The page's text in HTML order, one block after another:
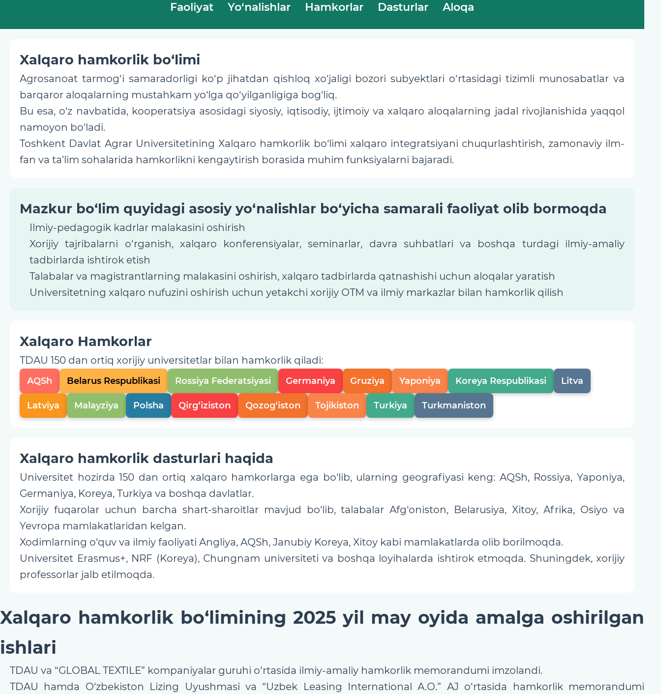
Faoliyat Yo‘nalishlar Hamkorlar Dasturlar Aloqa
Xalqaro hamkorlik bo‘limi
Agrosanoat tarmog‘i samaradorligi ko‘p jihatdan qishloq xo‘jaligi bozori subyektlari o‘rtasidagi tizimli munosabatlar va
barqaror aloqalarning mustahkam yo‘lga qo‘yilganligiga bog‘liq.
Bu esa, o‘z navbatida, kooperatsiya asosidagi siyosiy, iqtisodiy, ijtimoiy va xalqaro aloqalarning jadal rivojlanishida yaqqol
namoyon bo‘ladi.
Toshkent Davlat Agrar Universitetining Xalqaro hamkorlik bo‘limi xalqaro integratsiyani chuqurlashtirish, zamonaviy ilm-
fan va ta’lim sohalarida hamkorlikni kengaytirish borasida muhim funksiyalarni bajaradi.
Mazkur bo‘lim quyidagi asosiy yo‘nalishlar bo‘yicha samarali faoliyat olib bormoqda
Ilmiy-pedagogik kadrlar malakasini oshirish
Xorijiy tajribalarni o‘rganish, xalqaro konferensiyalar, seminarlar, davra suhbatlari va boshqa turdagi ilmiy-amaliy
tadbirlarda ishtirok etish
Talabalar va magistrantlarning malakasini oshirish, xalqaro tadbirlarda qatnashishi uchun aloqalar yaratish
Universitetning xalqaro nufuzini oshirish uchun yetakchi xorijiy OTM va ilmiy markazlar bilan hamkorlik qilish
Xalqaro Hamkorlar
TDAU 150 dan ortiq xorijiy universitetlar bilan hamkorlik qiladi:
AQSh Belarus Respublikasi Rossiya Federatsiyasi Germaniya Gruziya Yaponiya Koreya Respublikasi Litva
Latviya Malayziya Polsha Qirg‘iziston Qozog‘iston Tojikiston Turkiya Turkmaniston
Xalqaro hamkorlik dasturlari haqida
Universitet hozirda 150 dan ortiq xalqaro hamkorlarga ega bo‘lib, ularning geografiyasi keng: AQSh, Rossiya, Yaponiya,
Germaniya, Koreya, Turkiya va boshqa davlatlar.
Xorijiy fuqarolar uchun barcha shart-sharoitlar mavjud bo‘lib, talabalar Afg‘oniston, Belarusiya, Xitoy, Afrika, Osiyo va
Yevropa mamlakatlaridan kelgan.
Xodimlarning o‘quv va ilmiy faoliyati Angliya, AQSh, Janubiy Koreya, Xitoy kabi mamlakatlarda olib borilmoqda.
Universitet Erasmus+, NRF (Koreya), Chungnam universiteti va boshqa loyihalarda ishtirok etmoqda. Shuningdek, xorijiy
professorlar jalb etilmoqda.
Xalqaro hamkorlik bo‘limining 2025 yil may oyida amalga oshirilgan
ishlari
TDAU va “GLOBAL TEXTILE” kompaniyalar guruhi o‘rtasida ilmiy-amaliy hamkorlik memorandumi imzolandi.
TDAU hamda O‘zbekiston Lizing Uyushmasi va “Uzbek Leasing International A.O.” AJ o‘rtasida hamkorlik memorandumi